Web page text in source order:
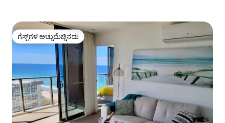
ಗೆಸ್ಟ್‌ಗಳ ಅಚ್ಚುಮೆಚ್ಚಿನದು
ಗೆಸ್ಟ್‌ಗಳ ಅಚ್ಚುಮೆಚ್ಚಿನದು